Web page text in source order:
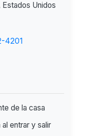
Estados Unidos
4201
de la casa
entrar y salir